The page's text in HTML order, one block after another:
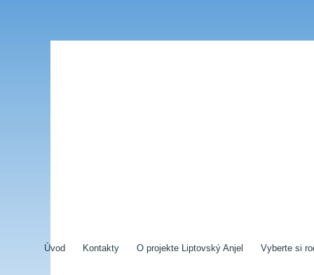
Úvod Kontakty O projekte Liptovský Anjel Vyberte si